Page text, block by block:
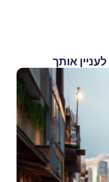
אותך